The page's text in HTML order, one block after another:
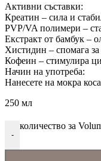
Активни съставки:
Креатин – сила и
PVP/VA полимери –
Екстракт от бамбук –
Хистидин – спомага за
Кофеин – стимулира
Начин на употреба:
Нанесете на мокра
250 мл
-
количество за